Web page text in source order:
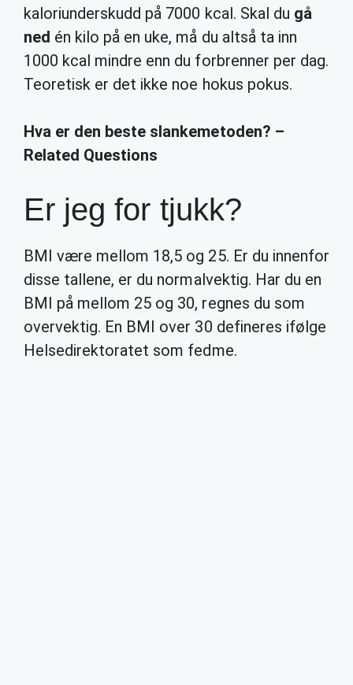
kaloriunderskudd på 7000 kcal. Skal du gå
ned én kilo på en uke, må du altså ta inn
1000 kcal mindre enn du forbrenner per dag.
Teoretisk er det ikke noe hokus pokus.
Hva er den beste slankemetoden? –
Related Questions
Er jeg for tjukk?
BMI være mellom 18,5 og 25. Er du innenfor
disse tallene, er du normalvektig. Har du en
BMI på mellom 25 og 30, regnes du som
overvektig. En BMI over 30 defineres ifølge
Helsedirektoratet som fedme.